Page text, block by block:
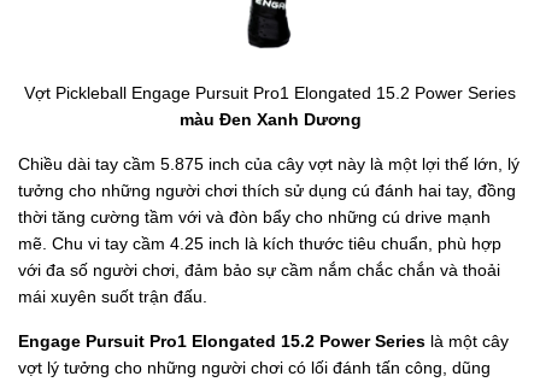
Vợt Pickleball Engage Pursuit Pro1 Elongated 15.2 Power Series
màu Đen Xanh Dương
Chiều dài tay cầm 5.875 inch của cây vợt này là một lợi thế lớn, lý
tưởng cho những người chơi thích sử dụng cú đánh hai tay, đồng
thời tăng cường tầm với và đòn bẩy cho những cú drive mạnh
mẽ. Chu vi tay cầm 4.25 inch là kích thước tiêu chuẩn, phù hợp
với đa số người chơi, đảm bảo sự cầm nắm chắc chắn và thoải
mái xuyên suốt trận đấu.
Engage Pursuit Pro1 Elongated 15.2 Power Series là một cây
vợt lý tưởng cho những người chơi có lối đánh tấn công, dũng